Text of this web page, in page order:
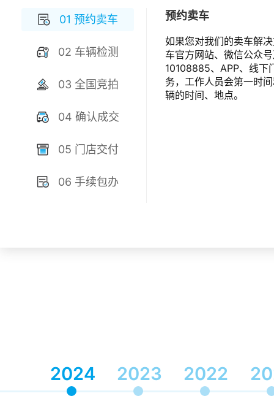
01 预约卖车
02 车辆检测
03 全国竞拍
04 确认成交
05 门店交付
06 手续包办
预约卖车
如果您对我们的卖车解
车官方网站、微信公众
10108885、APP、线下
务，工作人员会第一时
辆的时间、地点。
2024 2023 2022